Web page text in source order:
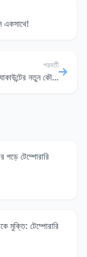
একসাথে!
পরবর্তী
ইমেইল বিশৃঙ্খলা এড়াতে ও অনলাইন প্রাইভেসি: "অল্টার" অ্যাকাউন্টের নতুন কৌশল
পড়ে টেম্পোরারি
মুক্তি: টেম্পোরারি